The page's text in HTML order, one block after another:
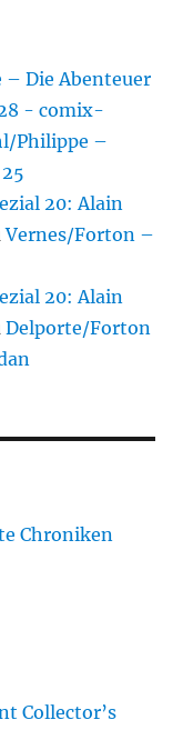
Die Abenteuer
- comix-
Philippe –
20: Alain
Vernes/Forton –
20: Alain
Delporte/Forton
Chroniken
Collector’s